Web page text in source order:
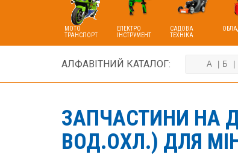
МОТО
ТРАНСПОРТ
ЕЛЕКТРО
ІНСТРУМЕНТ
САДОВА
ТЕХНІКА
АЛФАВІТНИЙ КАТАЛОГ: А Б
ЗАПЧАСТИНИ НА
ВОД.ОХЛ.) ДЛЯ